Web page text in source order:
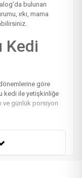
bulunan
ırkı, mama
Kedi
göre
kedi ile yetişkinliğe
ve günlük porsiyon
ve küçük yavrulara
yönelik Kitten,